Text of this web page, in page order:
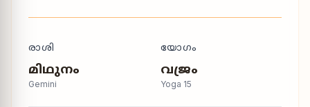
രാശി
മിഥുനം
Gemini
യോഗം
വജ്രം
Yoga 15